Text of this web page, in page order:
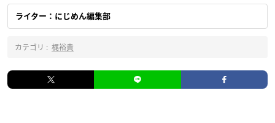
ライター：にじめん編集部
カテゴリ : 梶裕貴